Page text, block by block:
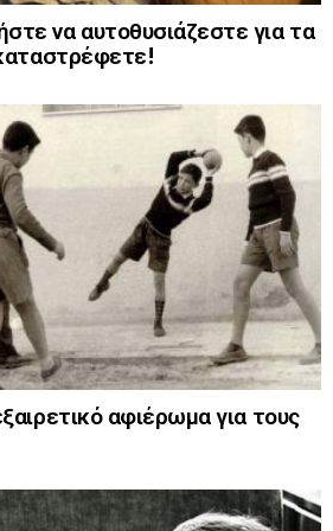
να αυτοθυσιάζεστε για τα
αφιέρωμα για τους